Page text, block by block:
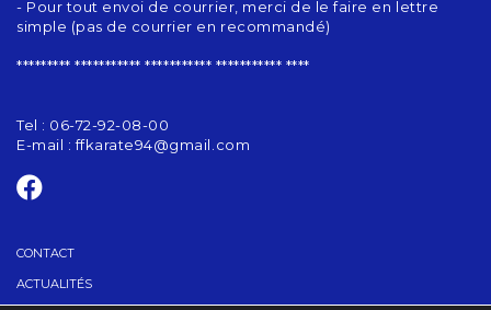
- Pour tout envoi de courrier, merci de le faire en lettre
simple (pas de courrier en recommandé)
********* *********** *********** *********** ****
Tel : 06-72-92-08-00
E-mail :ffkarate94@gmail.com
CONTACT
ACTUALITÉS